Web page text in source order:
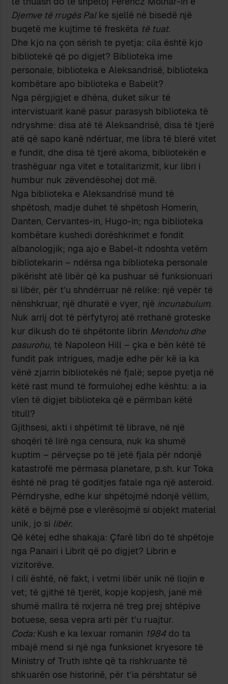
Djemve të rrugës Palke sjellë në bisedë një
buqetë me kujtime të freskëta të tuat.
Dhe kjo na çon sërish te pyetja: cila është kjo
bibliotekë që po digjet? Biblioteka ime
personale, biblioteka e Aleksandrisë, biblioteka
kombëtare apo biblioteka e Babelit?
Nga përgjigjet e dhëna, duket sikur të
intervistuarit kanë pasur parasysh biblioteka të
ndryshme: disa atë të Aleksandrisë, disa të tjerë
atë që sapo kanë ndërtuar, me libra të blerë vitet
e fundit, dhe disa të tjerë akoma, bibliotekën e
trashëguar nga vitet e totalitarizmit, kur libri i
humbur nuk zëvendësohej dot më.
Nga biblioteka e Aleksandrisë mund të
shpëtosh, madje duhet të shpëtosh Homerin,
Danten, Cervantes-in, Hugo-in; nga biblioteka
kombëtare kushedi dorëshkrimet e fondit
albanologjik; nga ajo e Babel-it ndoshta vetëm
bibliotekarin – ndërsa nga biblioteka personale
pikërisht atë libër që ka pushuar së funksionuari
si libër, për t’u shndërruar në relike: një vepër të
nënshkruar, një dhuratë e vyer, një incunabulum.
Nuk arrij dot të përfytyroj atë rrethanë groteske
kur dikush do të shpëtonte librin Mendohu dhe
pasurohu, të Napoleon Hill – çka e bën këtë të
fundit pak intrigues, madje edhe për kë ia ka
vënë zjarrin bibliotekës në fjalë; sepse pyetja në
këtë rast mund të formulohej edhe kështu: a ia
vlen të digjet biblioteka që e përmban këtë
titull?
Gjithsesi, akti i shpëtimit të librave, në një
shoqëri të lirë nga censura, nuk ka shumë
kuptim – përveçse po të jetë fjala për ndonjë
katastrofë me përmasa planetare, p.sh. kur Toka
është në prag të goditjes fatale nga një asteroid.
Përndryshe, edhe kur shpëtojmë ndonjë vëllim,
këtë e bëjmë pse e vlerësojmë si objekt material
unik, jo si libër.
Që këtej edhe shakaja: Çfarë libri do të shpëtoje
nga Panairi i Librit që po digjet? Librin e
vizitorëve.
I cili është, në fakt, i vetmi libër unik në llojin e
vet; të gjithë të tjerët, kopje kopjesh, janë më
shumë mallra të nxjerra në treg prej shtëpive
botuese, sesa vepra arti për t’u ruajtur.
Coda: Kush e ka lexuar romanin 1984 do ta
mbajë mend si një nga funksionet kryesore të
Ministry of Truth ishte që ta rishkruante të
shkuarën ose historinë, për t’ia përshtatur së